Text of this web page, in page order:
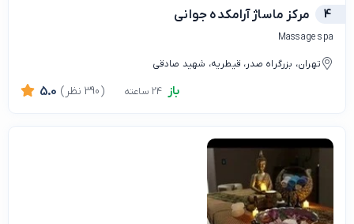
4 مرکز ماساژ آرامکده جوانی
Massage spa
تهران، بزرگراه صدر، قیطریه، شهید صادقی
باز 5.0 (390 نظر)